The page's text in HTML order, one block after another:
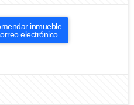
inmueble
electrónico